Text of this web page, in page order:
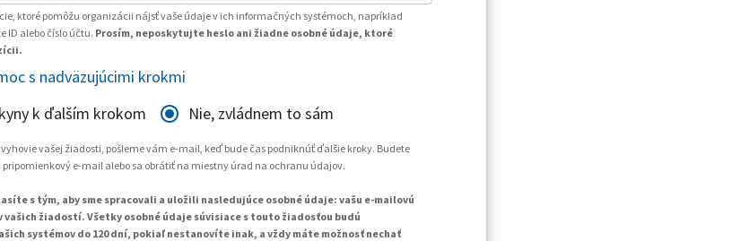
ktoré pomôžu organizácii nájsť vaše údaje v ich informačných systémoch, napríklad
ID alebo číslo účtu. Prosím, neposkytujte heslo ani žiadne osobné údaje, ktoré
s nadväzujúcimi krokmi
k ďalším krokom
Nie, zvládnem to sám
vašej žiadosti, pošleme vám e-mail, keď bude čas podniknúť ďalšie kroky. Budete
e-mail alebo sa obrátiť na miestny úrad na ochranu údajov.
s tým, aby sme spracovali a uložili nasledujúce osobné údaje: vašu e-mailovú
vašich žiadostí. Všetky osobné údaje súvisiace s touto žiadosťou budú
systémov do 120 dní, pokiaľ nestanovíte inak, a vždy máte možnosť nechať